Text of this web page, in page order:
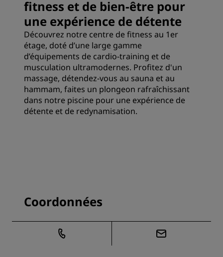
fitness et de bien-être pour
une expérience de détente
Découvrez notre centre de fitness au 1er
étage, doté d’une large gamme
d’équipements de cardio-training et de
musculation ultramodernes. Profitez d'un
massage, détendez-vous au sauna et au
hammam, faites un plongeon rafraîchissant
dans notre piscine pour une expérience de
détente et de redynamisation.
Coordonnées